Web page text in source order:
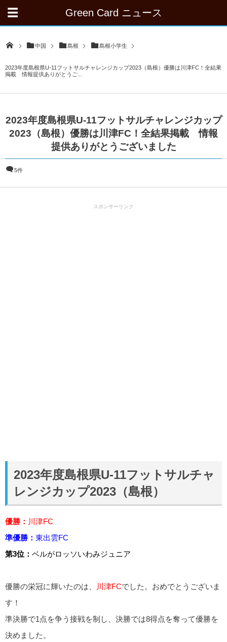
Green Card ニュース
中国 島根 島根小学生
2023年度島根県U-11フットサルチャレンジカップ2023（島根）優勝は川津FC！全結果
掲載 情報提供ありがとうご...
2023年度島根県U-11フットサルチャレンジカップ
2023（島根）優勝は川津FC！全結果掲載 情報
提供ありがとうございました
5件
スポンサーリンク
2023年度島根県U-11フットサルチャ
レンジカップ2023（島根）
優勝： 川津FC
準優勝： 東出雲FC
第3位： ベルがロッソいわみジュニア
優勝の栄冠に輝いたのは、 川津FCでした。おめでとうございま
す！
準決勝で1点を争う接戦を制し、決勝では8得点を奪って優勝を
決めました。